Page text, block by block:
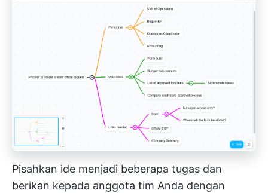
Pisahkan ide menjadi beberapa tugas dan
berikan kepada anggota tim Anda dengan